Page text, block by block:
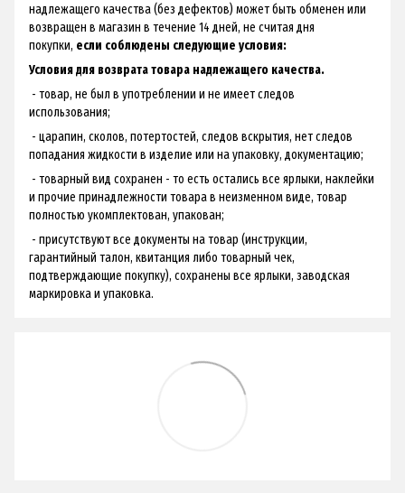
надлежащего качества (без дефектов) может быть обменен или
возвращен в магазин в течение 14 дней, не считая дня
покупки, если соблюдены следующие условия:
Условия для возврата товара надлежащего качества.
- товар, не был в употреблении и не имеет следов
использования;
- царапин, сколов, потертостей, следов вскрытия, нет следов
попадания жидкости в изделие или на упаковку, документацию;
- товарный вид сохранен - ​​то есть остались все ярлыки, наклейки
и прочие принадлежности товара в неизменном виде, товар
полностью укомплектован, упакован;
- присутствуют все документы на товар (инструкции,
гарантийный талон, квитанция либо товарный чек,
подтверждающие покупку), сохранены все ярлыки, заводская
маркировка и упаковка.